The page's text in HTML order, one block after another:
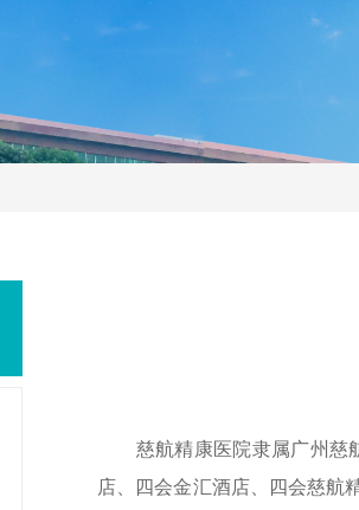
慈航精康医院隶属广州慈航
店、四会金汇酒店、四会慈航